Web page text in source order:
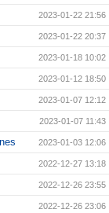
2023-01-22 21:56
2023-01-22 20:37
2023-01-18 10:02
2023-01-12 18:50
2023-01-07 12:12
2023-01-07 11:43
2023-01-03 12:06
2022-12-27 13:18
2022-12-26 23:55
2022-12-26 23:06